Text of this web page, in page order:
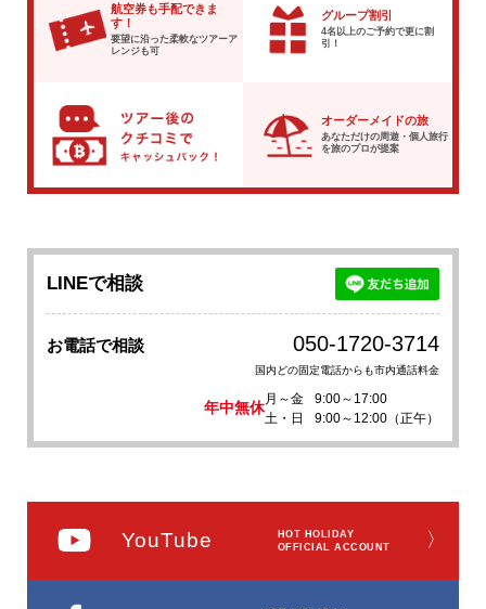
航空券も手配できま
す！
要望に沿った柔軟なツアーア
レンジも可
グループ割引
4名以上のご予約で更に割
引！
オーダーメイドの旅
あなただけの周遊・個人旅行
を旅のプロが提案
LINEで相談
お電話で相談 050-1720-3714
国内どの固定電話からも市内通話料金
年中無休
月～金
9:00～17:00
土・日
9:00～12:00（正午）
YouTube
HOT HOLIDAY
OFFICIAL ACCOUNT
〉